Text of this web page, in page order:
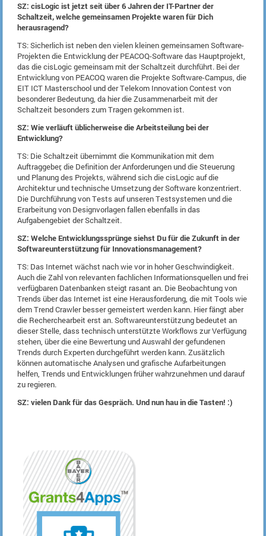
SZ: cisLogic ist jetzt seit über 6 Jahren der IT-Partner der
Schaltzeit, welche gemeinsamen Projekte waren für Dich
herausragend?
TS: Sicherlich ist neben den vielen kleinen gemeinsamen Software-
Projekten die Entwicklung der PEACOQ-Software das Hauptprojekt,
das die cisLogic gemeinsam mit der Schaltzeit durchführt. Bei der
Entwicklung von PEACOQ waren die Projekte Software-Campus, die
EIT ICT Masterschool und der Telekom Innovation Contest von
besonderer Bedeutung, da hier die Zusammenarbeit mit der
Schaltzeit besonders zum Tragen gekommen ist.
SZ: Wie verläuft üblicherweise die Arbeitsteilung bei der
Entwicklung?
TS: Die Schaltzeit übernimmt die Kommunikation mit dem
Auftraggeber, die Definition der Anforderungen und die Steuerung
und Planung des Projekts, während sich die cisLogic auf die
Architektur und technische Umsetzung der Software konzentriert.
Die Durchführung von Tests auf unseren Testsystemen und die
Erarbeitung von Designvorlagen fallen ebenfalls in das
Aufgabengebiet der Schaltzeit.
SZ: Welche Entwicklungssprünge siehst Du für die Zukunft in der
Softwareunterstützung für Innovationsmanagement?
TS: Das Internet wächst nach wie vor in hoher Geschwindigkeit.
Auch die Zahl von relevanten fachlichen Informationsquellen und frei
verfügbaren Datenbanken steigt rasant an. Die Beobachtung von
Trends über das Internet ist eine Herausforderung, die mit Tools wie
dem Trend Crawler besser gemeistert werden kann. Hier fängt aber
die Recherchearbeit erst an. Softwareunterstützung bedeutet an
dieser Stelle, dass technisch unterstützte Workflows zur Verfügung
stehen, über die eine Bewertung und Auswahl der gefundenen
Trends durch Experten durchgeführt werden kann. Zusätzlich
können automatische Analysen und grafische Aufarbeitungen
helfen, Trends und Entwicklungen früher wahrzunehmen und darauf
zu regieren.
SZ: vielen Dank für das Gespräch. Und nun hau in die Tasten! :)